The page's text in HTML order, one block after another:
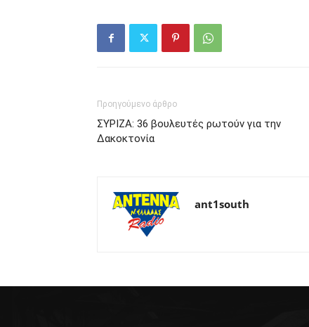
Προηγούμενο άρθρο
ΣΥΡΙΖΑ: 36 βουλευτές ρωτούν για την
Δακοκτονία
ant1south